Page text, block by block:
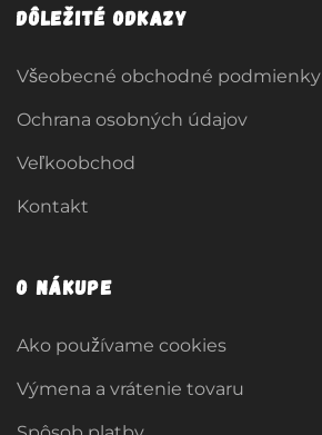
Dôležité odkazy
Všeobecné obchodné podmienky
Ochrana osobných údajov
Veľkoobchod
Kontakt
O nákupe
Ako používame cookies
Výmena a vrátenie tovaru